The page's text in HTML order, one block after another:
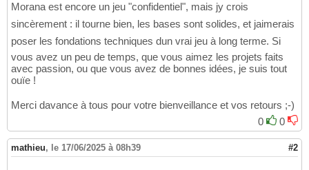
Morana est encore un jeu "confidentiel", mais jy crois
sincèrement : il tourne bien, les bases sont solides, et jaimerais
poser les fondations techniques dun vrai jeu à long terme. Si
vous avez un peu de temps, que vous aimez les projets faits
avec passion, ou que vous avez de bonnes idées, je suis tout
ouïe !
Merci davance à tous pour votre bienveillance et vos retours ;-)
0
0
mathieu, le 17/06/2025 à 08h39 #2